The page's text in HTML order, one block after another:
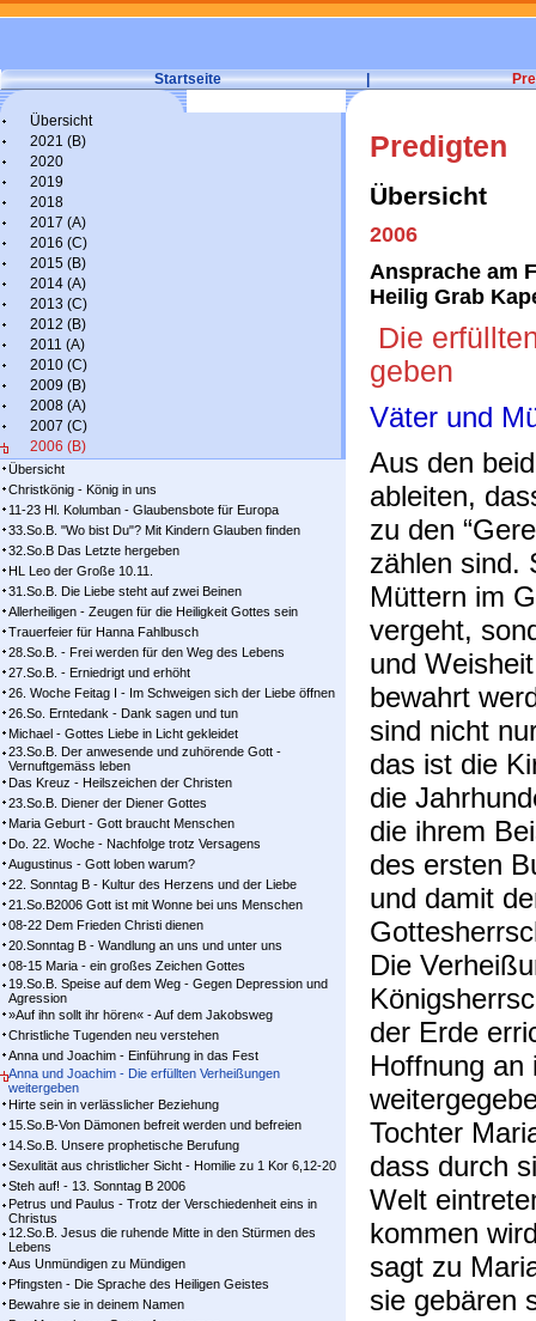
Startseite |
Übersicht
2021 (B)
2020
2019
2018
2017 (A)
2016 (C)
2015 (B)
2014 (A)
2013 (C)
2012 (B)
2011 (A)
2010 (C)
2009 (B)
2008 (A)
2007 (C)
2006 (B)
Übersicht
Christkönig - König in uns
11-23 Hl. Kolumban - Glaubensbote für Europa
33.So.B. "Wo bist Du"? Mit Kindern Glauben finden
32.So.B Das Letzte hergeben
HL Leo der Große 10.11.
31.So.B. Die Liebe steht auf zwei Beinen
Allerheiligen - Zeugen für die Heiligkeit Gottes sein
Trauerfeier für Hanna Fahlbusch
28.So.B. - Frei werden für den Weg des Lebens
27.So.B. - Erniedrigt und erhöht
26. Woche Feitag I - Im Schweigen sich der Liebe öffnen
26.So. Erntedank - Dank sagen und tun
Michael - Gottes Liebe in Licht gekleidet
23.So.B. Der anwesende und zuhörende Gott -
Vernuftgemäss leben
Das Kreuz - Heilszeichen der Christen
23.So.B. Diener der Diener Gottes
Maria Geburt - Gott braucht Menschen
Do. 22. Woche - Nachfolge trotz Versagens
Augustinus - Gott loben warum?
22. Sonntag B - Kultur des Herzens und der Liebe
21.So.B2006 Gott ist mit Wonne bei uns Menschen
08-22 Dem Frieden Christi dienen
20.Sonntag B - Wandlung an uns und unter uns
08-15 Maria - ein großes Zeichen Gottes
19.So.B. Speise auf dem Weg - Gegen Depression und
Agression
»Auf ihn sollt ihr hören« - Auf dem Jakobsweg
Christliche Tugenden neu verstehen
Anna und Joachim - Einführung in das Fest
Anna und Joachim - Die erfüllten Verheißungen
weitergeben
Hirte sein in verlässlicher Beziehung
15.So.B-Von Dämonen befreit werden und befreien
14.So.B. Unsere prophetische Berufung
Sexulität aus christlicher Sicht - Homilie zu 1 Kor 6,12-20
Steh auf! - 13. Sonntag B 2006
Petrus und Paulus - Trotz der Verschiedenheit eins in
Christus
12.So.B. Jesus die ruhende Mitte in den Stürmen des
Lebens
Aus Unmündigen zu Mündigen
Pfingsten - Die Sprache des Heiligen Geistes
Bewahre sie in deinem Namen
Predigten
Übersicht
2006
Ansprache am
Heilig Grab
Die
geben
Väter und
Aus den
ableiten,
zu den
zählen sind.
Müttern im
vergeht,
und
bewahrt
sind nicht
das ist die
die
die ihrem
des ersten
und damit
Die
der Erde
Hoffnung an
Tochter
dass durch
Welt
kommen
sagt zu
sie gebären